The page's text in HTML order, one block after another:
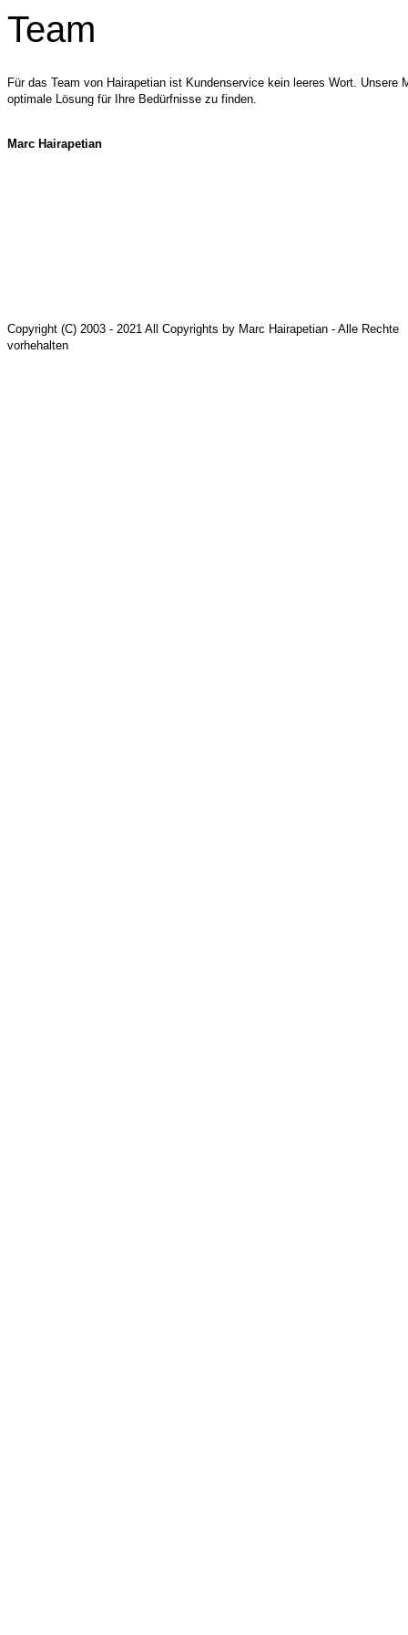
Team
Für das Team von Hairapetian ist Kundenservice kein leeres Wort. Unsere
optimale Lösung für Ihre Bedürfnisse zu finden.
Marc Hairapetian
Copyright (C) 2003 - 2021 All Copyrights by Marc Hairapetian - Alle Rechte
vorhehalten